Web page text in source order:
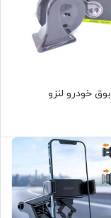
بوق خودرو لنزو